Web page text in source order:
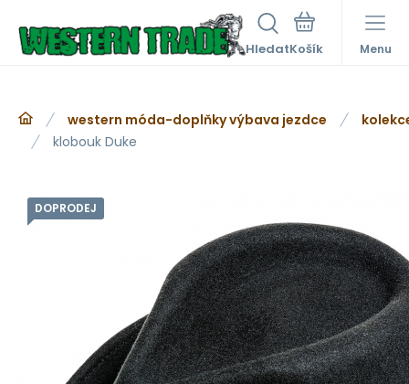
Hledat Menu
western móda-doplňky výbava jezdce
klobouk Duke
DOPRODEJ